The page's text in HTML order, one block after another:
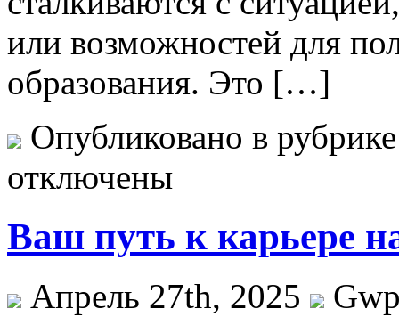
или возможностей для
образования. Это […]
Опубликовано в
отключены
Ваш путь к карьере
Апрель 27th, 2025